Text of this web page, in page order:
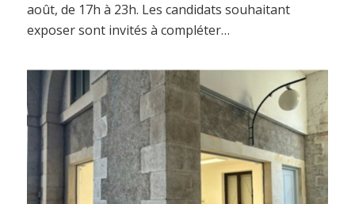
août, de 17h à 23h. Les candidats souhaitant
exposer sont invités à compléter…